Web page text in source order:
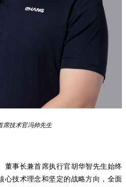
席技术官冯帅先生
董事长兼首席执行官胡华智先生始终
心技术理念和坚定的战略方向，全面